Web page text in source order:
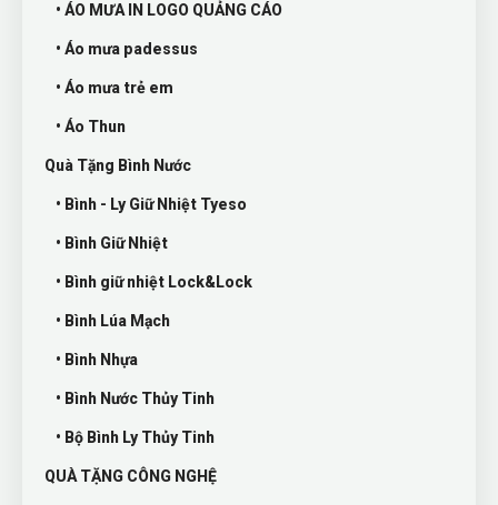
• ÁO MƯA IN LOGO QUẢNG CÁO
• Áo mưa padessus
• Áo mưa trẻ em
• Áo Thun
Quà Tặng Bình Nước
• Bình - Ly Giữ Nhiệt Tyeso
• Bình Giữ Nhiệt
• Bình giữ nhiệt Lock&Lock
• Bình Lúa Mạch
• Bình Nhựa
• Bình Nước Thủy Tinh
• Bộ Bình Ly Thủy Tinh
QUÀ TẶNG CÔNG NGHỆ